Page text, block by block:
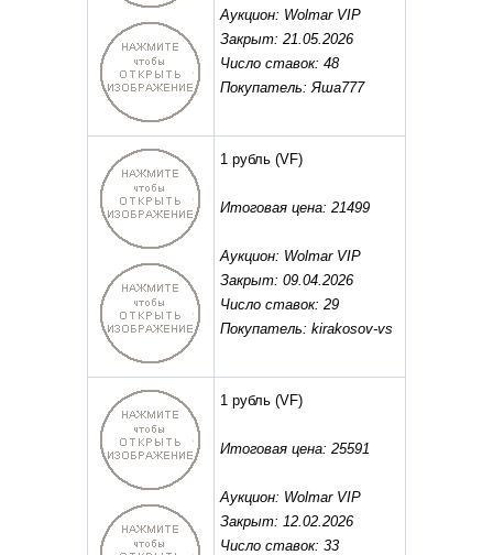
Аукцион: Wolmar VIP
Закрыт: 21.05.2026
Число ставок: 48
Покупатель: Яша777
1 рубль (VF)
Итоговая цена: 21499
Аукцион: Wolmar VIP
Закрыт: 09.04.2026
Число ставок: 29
Покупатель: kirakosov-vs
1 рубль (VF)
Итоговая цена: 25591
Аукцион: Wolmar VIP
Закрыт: 12.02.2026
Число ставок: 33